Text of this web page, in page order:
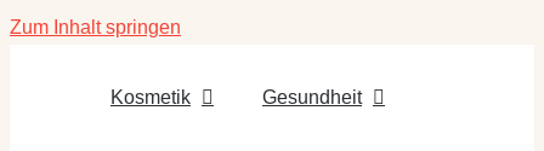
Zum Inhalt springen
Kosmetik Gesundheit